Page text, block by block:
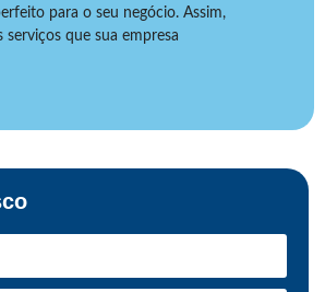
para o seu negócio. Assim,
que sua empresa